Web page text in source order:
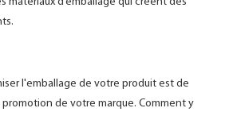
l'emballage de votre produit est de
de votre marque. Comment y